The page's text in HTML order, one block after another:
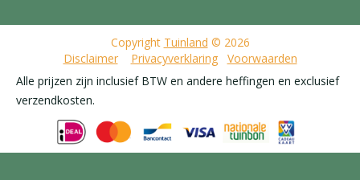
Copyright Tuinland © 2026
Disclaimer
Privacyverklaring
Voorwaarden
Alle prijzen zijn inclusief BTW en andere heffingen en exclusief
verzendkosten.